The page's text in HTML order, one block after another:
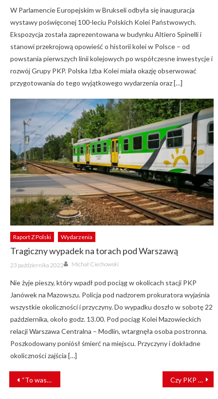
W Parlamencie Europejskim w Brukseli odbyła się inauguracja
wystawy poświęconej 100-leciu Polskich Kolei Państwowych.
Ekspozycja została zaprezentowana w budynku Altiero Spinelli i
stanowi przekrojową opowieść o historii kolei w Polsce – od
powstania pierwszych linii kolejowych po współczesne inwestycje i
rozwój Grupy PKP. Polska Izba Kolei miała okazję obserwować
przygotowania do tego wyjątkowego wydarzenia oraz […]
Raport Z Polski Wydarzenia
Tragiczny wypadek na torach pod Warszawą
Posted
on
23 października 2022 Author
Michał Ciechowski
Nie żyje pieszy, który wpadł pod pociąg w okolicach stacji PKP
Janówek na Mazowszu. Policja pod nadzorem prokuratora wyjaśnia
wszystkie okoliczności i przyczyny. Do wypadku doszło w sobotę 22
października, około godz. 13.00. Pod pociąg Kolei Mazowieckich
relacji Warszawa Centralna – Modlin, wtargnęła osoba postronna.
Poszkodowany poniósł śmierć na miejscu. Przyczyny i dokładne
okoliczności zajścia […]
NAWIGACJA
WPISU
“To was ku*** spale”. MPK Wrocław publikuje szokujące wiadomości i nawołuje do życzliwości [FILM] Czy PKP Intercity uruchomi na swojej stronie Chatbota?